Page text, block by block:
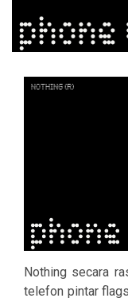
Nothing secara
telefon pintar